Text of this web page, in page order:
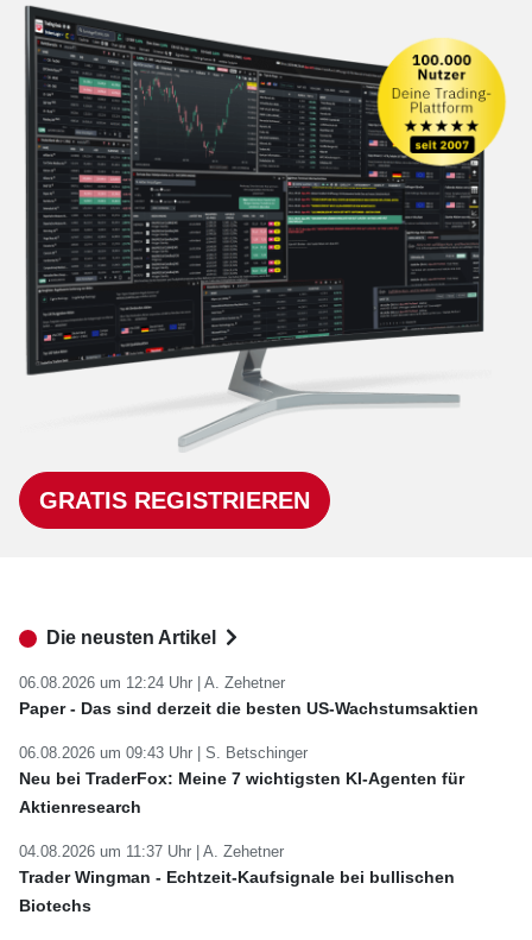
GRATIS REGISTRIEREN
Die neusten Artikel
06.08.2026 um 12:24 Uhr | A. Zehetner
Paper - Das sind derzeit die besten US-Wachstumsaktien
06.08.2026 um 09:43 Uhr | S. Betschinger
Neu bei TraderFox: Meine 7 wichtigsten KI-Agenten für
Aktienresearch
04.08.2026 um 11:37 Uhr | A. Zehetner
Trader Wingman - Echtzeit-Kaufsignale bei bullischen
Biotechs